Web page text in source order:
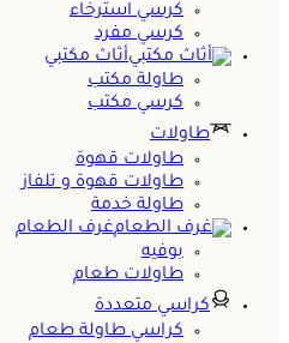
كرسي استرخاء
كرسي مفرد
أثاث مكتبي
طاولة مكتب
كرسي مكتب
طاولات
طاولات قهوة
طاولات قهوة و تلفاز
طاولة خدمة
غرف الطعام
بوفيه
طاولات طعام
كراسي متعددة
كراسي طاولة طعام